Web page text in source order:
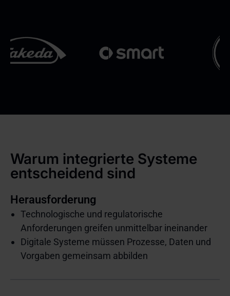
Warum integrierte Systeme
entscheidend sind
Herausforderung
Technologische und regulatorische
Anforderungen greifen unmittelbar ineinander
Digitale Systeme müssen Prozesse, Daten und
Vorgaben gemeinsam abbilden